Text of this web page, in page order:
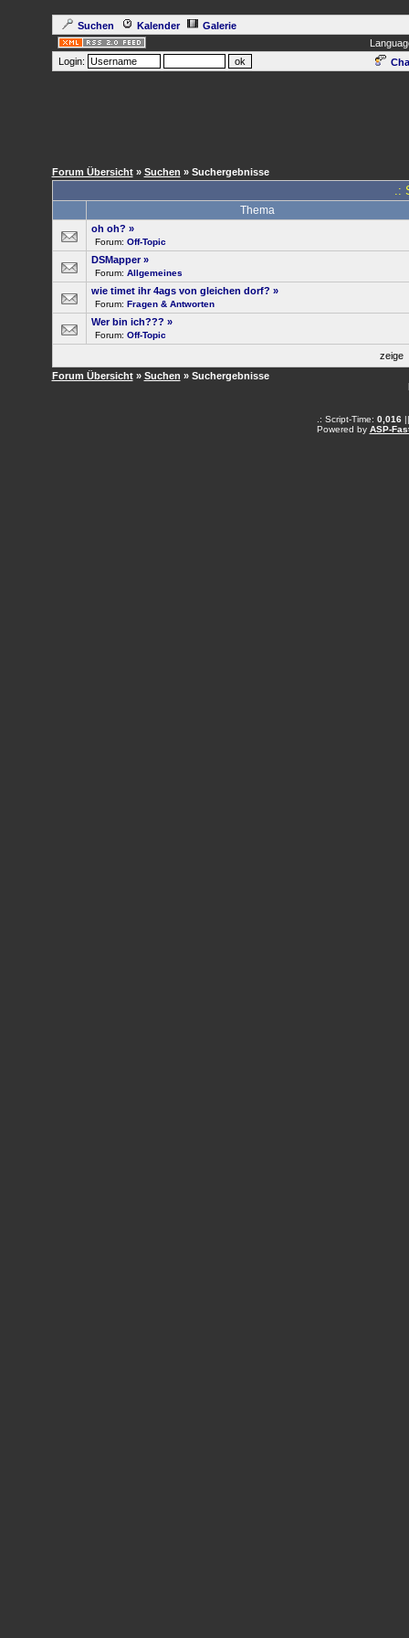
Suchen Kalender
Galerie
Login:
Forum Übersicht» Suchen » Suchergebnisse
.:
Thema
oh oh? »
Forum: Off-Topic
DSMapper »
Forum: Allgemeines
wie timet ihr 4ags von gleichen dorf? »
Forum: Fragen & Antworten
Wer bin ich??? »
Forum: Off-Topic
zeige
Forum Übersicht» Suchen » Suchergebnisse
.: Script-Time: 0,016||
Powered by ASP-